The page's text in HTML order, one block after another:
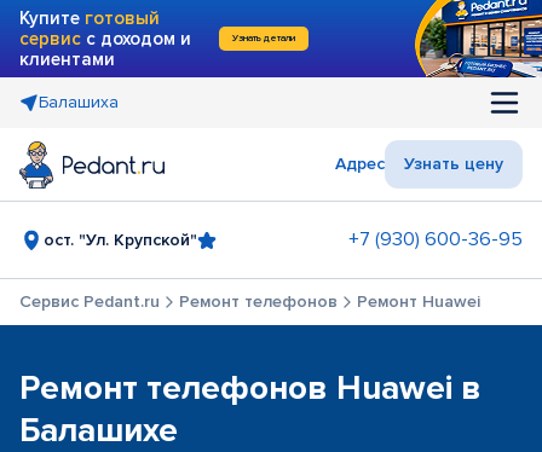
Купите готовый
сервис с доходом и
клиентами
Узнать детали
Балашиха
Адрес Узнать цену
ост. "Ул. Крупской" +7 (930) 600-36-95
Сервис Pedant.ru Ремонт телефонов Ремонт Huawei
Ремонт телефонов Huawei в
Балашихе